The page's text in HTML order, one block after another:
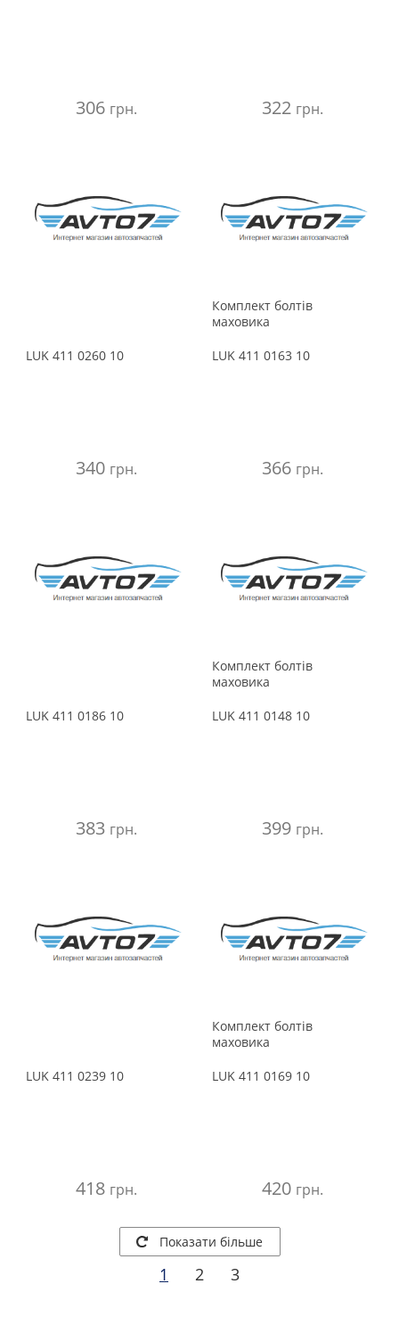
306 грн. 322 грн.
LUK 411 0260 10
340 грн.
Комплект болтів
маховика
LUK 411 0163 10
366 грн.
LUK 411 0186 10
383 грн.
Комплект болтів
маховика
LUK 411 0148 10
399 грн.
LUK 411 0239 10
418 грн.
Комплект болтів
маховика
LUK 411 0169 10
420 грн.
Показати більше
1 2 3